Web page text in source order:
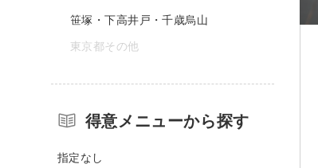
笹塚・下高井戸・千歳烏山
東京都その他
得意メニューから探す
指定なし